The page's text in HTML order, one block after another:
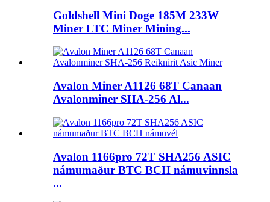
Goldshell Mini Doge 185M 233W
Miner LTC Miner Mining...
Avalon Miner A1126 68T Canaan
Avalonminer SHA-256 Al...
Avalon 1166pro 72T SHA256 ASIC
námumaður BTC BCH námuvinnsla
...